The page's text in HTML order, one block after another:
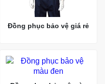
Đồng phục bảo vệ giá rẻ